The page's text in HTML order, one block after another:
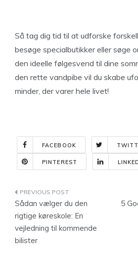
Så tag dig tid til at udforske
besøge specialbutikker eller søge
den ideelle følgesvend til dine
den rette vandpibe vil du skabe
minder, der varer hele livet!
FACEBOOK
PINTEREST
Indlægsnavigation
Sådan vælger du den
rigtige køreskole: En
vejledning til kommende
bilister
5